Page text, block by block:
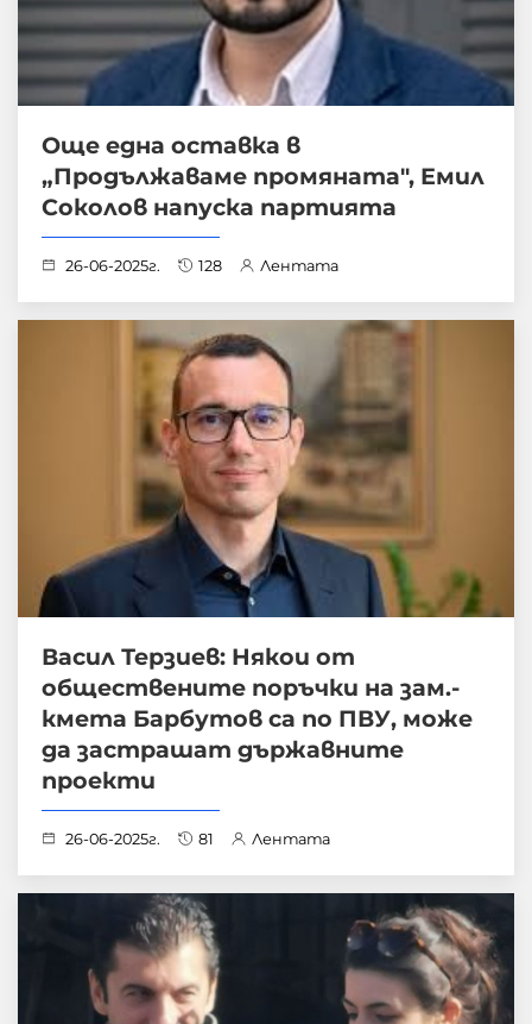
Още една оставка в
„Продължаваме промяната", Емил
Соколов напуска партията
26-06-2025г. 128 Лентата
Васил Терзиев: Някои от
обществените поръчки на зам.-
кмета Барбутов са по ПВУ, може
да застрашат държавните
проекти
26-06-2025г. 81 Лентата